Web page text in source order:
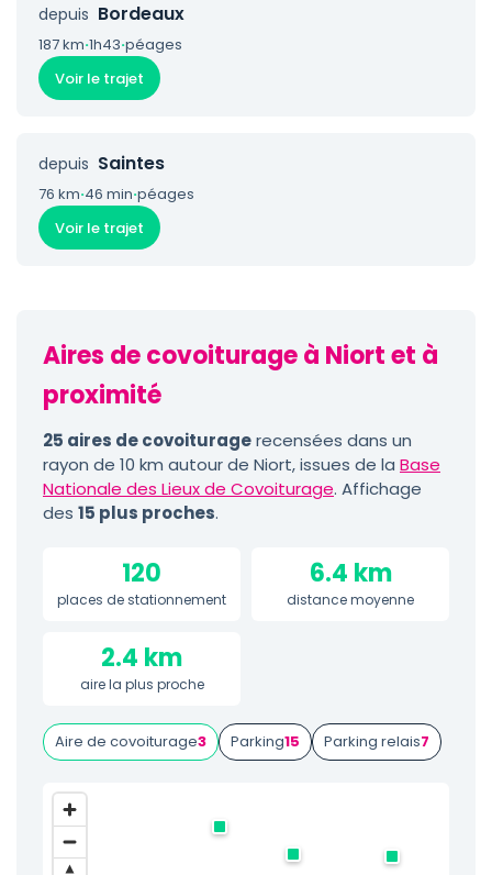
depuis Bordeaux
187 km·1h43·péages
Voir le trajet
depuis Saintes
76 km·46 min·péages
Voir le trajet
Aires de covoiturage à Niort et à
proximité
25 aires de covoituragerecensées dans un
rayon de 10 km autour de Niort, issues de la Base
Nationale des Lieux de Covoiturage. Affichage
des 15 plus proches.
120
places de stationnement
6.4 km
distance moyenne
2.4 km
aire la plus proche
Aire de covoiturage3 Parking15 Parking relais7